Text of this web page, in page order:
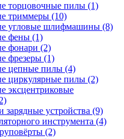
торцовочные пилы (1)
триммеры (10)
угловые шлифмашины (8)
фены (1)
фонари (2)
фрезеры (1)
цепные пилы (4)
циркулярные пилы (2)
эксцентриковые
устройства (9)
инструмента (4)
(2)